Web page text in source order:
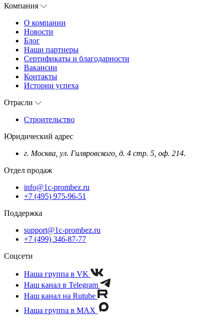
Компания
О компании
Новости
Блог
Наши партнеры
Сертификаты и благодарности
Вакансии
Контакты
Истории успеха
Отрасли
Строительство
Юридический адрес
г. Москва, ул. Гиляровского, д. 4 стр. 5, оф. 214.
Отдел продаж
info@1c-prombez.ru
+7 (495) 975-96-51
Поддержка
support@1c-prombez.ru
+7 (499) 346-87-77
Соцсети
Наша группа в VK
Наш канал в Telegram
Наш канал на Rutube
Наша группа в MAX